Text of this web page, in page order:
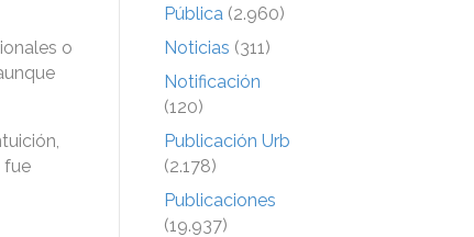
o
fue
Pública (2.960)
Noticias (311)
Notificación
(120)
Publicación Urb
(2.178)
Publicaciones
(19.937)